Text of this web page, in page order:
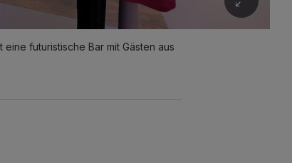
futuristische Bar mit Gästen aus